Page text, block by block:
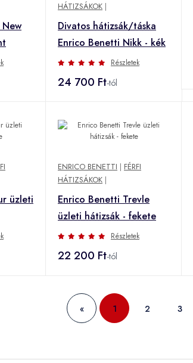
HÁTIZSÁKOK |
Divatos hátizsák/táska
Enrico Benetti Nikk - kék
Részletek
24 700 Ft-tól
üzleti
ENRICO BENETTI | FÉRFI
HÁTIZSÁKOK |
Enrico Benetti Trevle
üzleti hátizsák - fekete
Részletek
22 200 Ft-tól
« 1 2 3